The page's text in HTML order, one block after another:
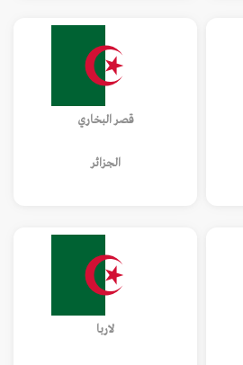
قصر البخاري
الجزائر
لاربا